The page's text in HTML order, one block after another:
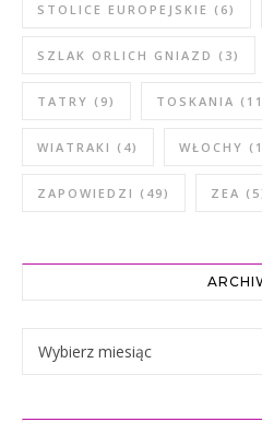
STOLICE EUROPEJSKIE (6)
SZLAK ORLICH GNIAZD (3)
TATRY (9) TOSKANIA
WIATRAKI (4) WŁOCHY
ZAPOWIEDZI (49) ZEA
Archiwa